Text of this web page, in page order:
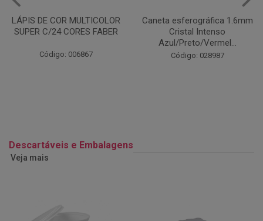
Caneta esferográfica 1.6mm
Cristal Intenso
Código: 028987
COLA EM BASTÃO 40G - LEO
& LEO
Código: 028164
Descartáveis e Embalagens
Veja mais